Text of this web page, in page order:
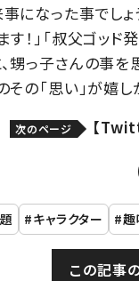
になった事でしょ
す！」「叔父ゴッ
甥っ子さんの事
その「思い」が嬉
次のページ 【
キャラクター
この記事